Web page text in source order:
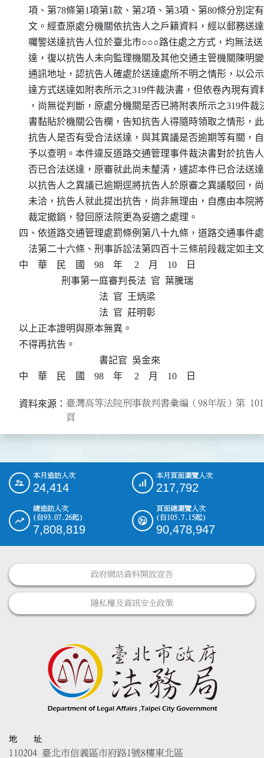
項、第78條第1項第1款、第2項、第3項、第80條分別定
文。經查原處分機關依抗告人之戶籍資料，經以郵務送
    囑警送達抗告人位於臺北市○○○路住處之方式，均無法送
達，復以抗告人未向監理機關及其他交通主管機關陳明
通訊地址，認抗告人確處於送達處所不明之情形，以公
達方式送達如附表所示之319件裁決書，但依卷內現有資
，尚無從判斷，原處分機關是否已將附表所示之319件裁
書黏貼於機關公告欄，告知抗告人得隨時領取之情形，
抗告人是否有受合法送達，與其異議是否逾期等有關，
予以查明。本件違反道路交通管理事件裁決書對於抗告
否已合法送達，原審就此尚未釐清，遽認本件已合法送
以抗告人之異議已逾期逕將抗告人於原審之異議駁回，
未洽，抗告人就此提出抗告，尚非無理由，自應由本院
    裁定撤銷，發回原法院更為妥適之處理。
四、依道路交通管理處罰條例第八十九條，道路交通事件
法第二十六條、刑事訴訟法第四百十三條前段裁定如主
中    華    民    國    98    年     2    月    10    日
                  刑事第一庭審判長法  官  葉騰瑞
                                  法  官  王炳梁
                                  法  官  莊明彰
以上正本證明與原本無異。
不得再抗告。
                                  書記官  吳金來
中    華    民    國    98    年     2    月    10    日
資料來源： 臺灣高等法院刑事裁判書彙編（98年版）第
頁
::: 本月造訪人次
24,414
本月頁面瀏覽人次
217,792
總造訪人次
(自93.07.26起)
7,808,819
頁面總瀏覽人次
(自105.7.15起)
90,478,947
政府網站資料開放宣告
隱私權及資訊安全政策
地 址
110204 臺北市信義區市府路1號8樓東北區